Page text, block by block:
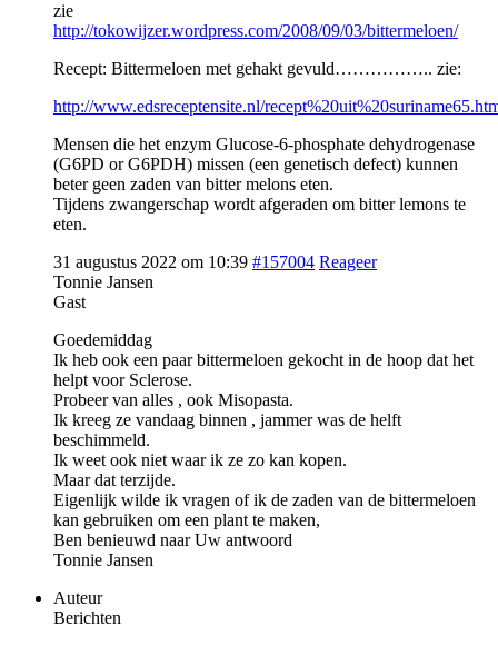
zie
http://tokowijzer.wordpress.com/2008/09/03/bittermeloen/
Recept: Bittermeloen met gehakt gevuld…………….. zie:
http://www.edsreceptensite.nl/
Mensen die het enzym Glucose-6-phosphate dehydrogenase
(G6PD or G6PDH) missen (een genetisch defect) kunnen
beter geen zaden van bitter melons eten.
Tijdens zwangerschap wordt afgeraden om bitter lemons te
eten.
31 augustus 2022 om 10:39 #157004 Reageer
Tonnie Jansen
Gast
Goedemiddag
Ik heb ook een paar bittermeloen gekocht in de hoop dat het
helpt voor Sclerose.
Probeer van alles , ook Misopasta.
Ik kreeg ze vandaag binnen , jammer was de helft
beschimmeld.
Ik weet ook niet waar ik ze zo kan kopen.
Maar dat terzijde.
Eigenlijk wilde ik vragen of ik de zaden van de bittermeloen
kan gebruiken om een plant te maken,
Ben benieuwd naar Uw antwoord
Tonnie Jansen
Auteur
Berichten